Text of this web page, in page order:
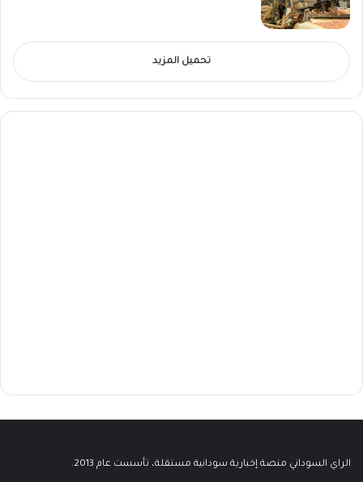
تحميل المزيد
الراي السوداني منصة إخبارية سودانية مستقلة، تأسست عام 2013.